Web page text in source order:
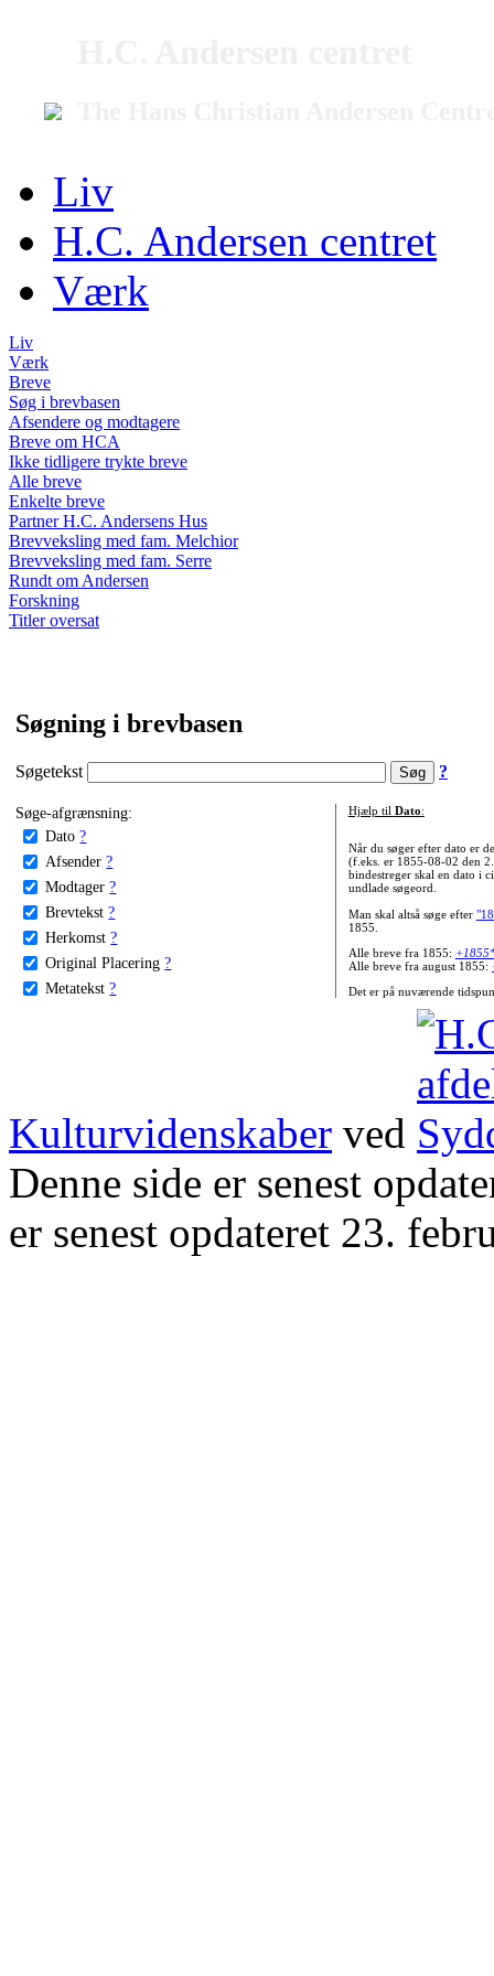
Liv
H.C. Andersen centret
Værk
Liv
Værk
Breve
Søg i brevbasen
Afsendere og modtagere
Breve om HCA
Ikke tidligere trykte breve
Alle breve
Enkelte breve
Partner H.C. Andersens Hus
Brevveksling med fam. Melchior
Brevveksling med fam. Serre
Rundt om Andersen
Forskning
Titler oversat
Søgning i brevbasen
Søgetekst ?
Søge-afgrænsning:
Dato ?
Afsender ?
Modtager ?
Brevtekst ?
Herkomst ?
Original Placering ?
Metatekst ?
Hjælp til Dato:
Når du søger efter dato er
(f.eks. er 1855-08-02 den
bindestreger skal en dato i
undlade søgeord.
Man skal altså søge efter
1855.
Alle breve fra 1855:
Alle breve fra august 1855:
Det er på nuværende
Kulturvidenskaber ved
Denne side er senest
er senest opdateret 23.